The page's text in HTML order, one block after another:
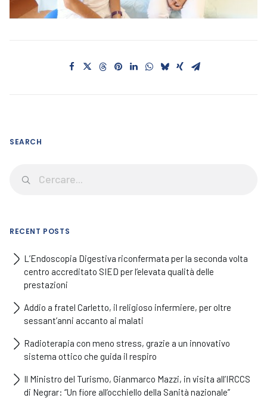
SEARCH
RECENT POSTS
L’Endoscopia Digestiva riconfermata per la seconda volta
centro accreditato SIED per l’elevata qualità delle
prestazioni
Addio a fratel Carletto, il religioso infermiere, per oltre
sessant’anni accanto ai malati
Radioterapia con meno stress, grazie a un innovativo
sistema ottico che guida il respiro
Il Ministro del Turismo, Gianmarco Mazzi, in visita all’IRCCS
di Negrar: “Un fiore all’occhiello della Sanità nazionale”